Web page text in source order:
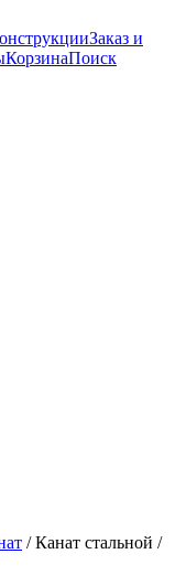
Заказ и
КорзинаПоиск
/Канат стальной /